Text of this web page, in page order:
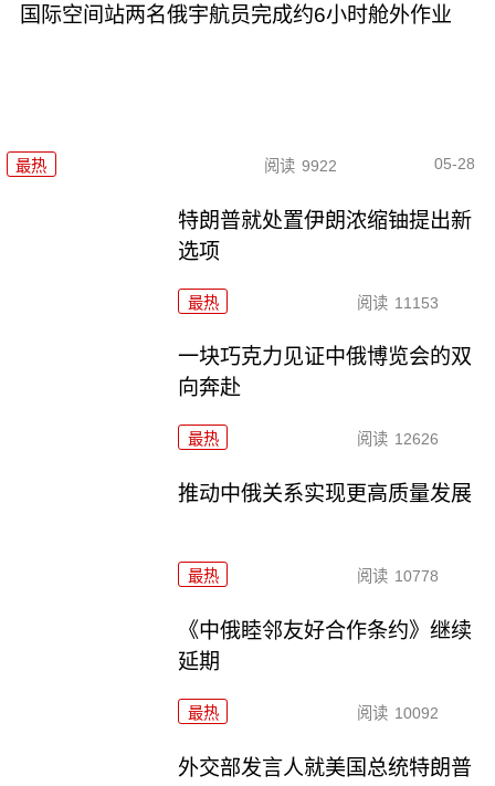
国际空间站两名俄宇航员完成约6小时舱外作业
最热 阅读 9922 05-28
特朗普就处置伊朗浓缩铀提出新
选项
最热 阅读 11153
一块巧克力见证中俄博览会的双
向奔赴
最热 阅读 12626
推动中俄关系实现更高质量发展
最热 阅读 10778
《中俄睦邻友好合作条约》继续
延期
最热 阅读 10092
外交部发言人就美国总统特朗普